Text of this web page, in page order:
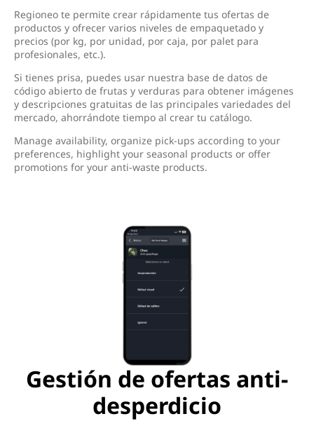
Regioneo te permite crear rápidamente tus ofertas de
productos y ofrecer varios niveles de empaquetado y
precios (por kg, por unidad, por caja, por palet para
profesionales, etc.).
Si tienes prisa, puedes usar nuestra base de datos de
código abierto de frutas y verduras para obtener imágenes
y descripciones gratuitas de las principales variedades del
mercado, ahorrándote tiempo al crear tu catálogo.
Manage availability, organize pick-ups according to your
preferences, highlight your seasonal products or offer
promotions for your anti-waste products.
Gestión de ofertas anti-
desperdicio